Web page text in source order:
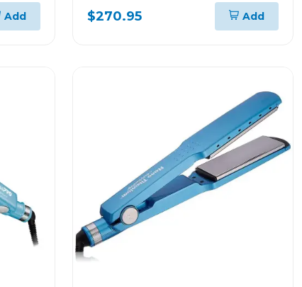
Add
tomb45 t45t
$270.95 Add